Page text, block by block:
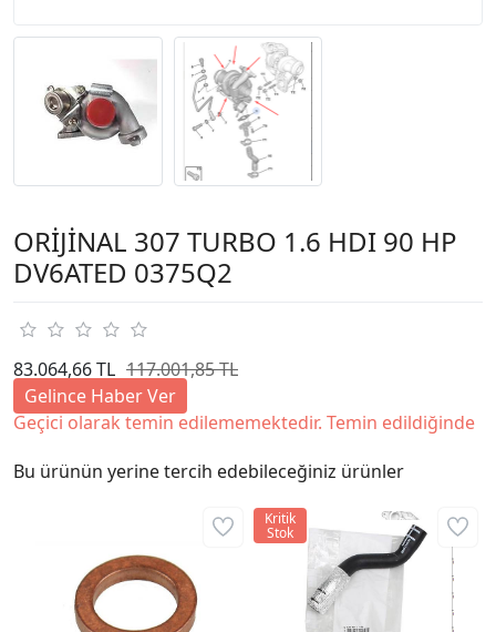
ORİJİNAL 307 TURBO 1.6 HDI 90 HP
DV6ATED 0375Q2
83.064,66 TL 117.001,85 TL
Gelince Haber Ver
Geçici olarak temin edilememektedir. Temin edildiğinde
Bu ürünün yerine tercih edebileceğiniz ürünler
Kritik
Stok